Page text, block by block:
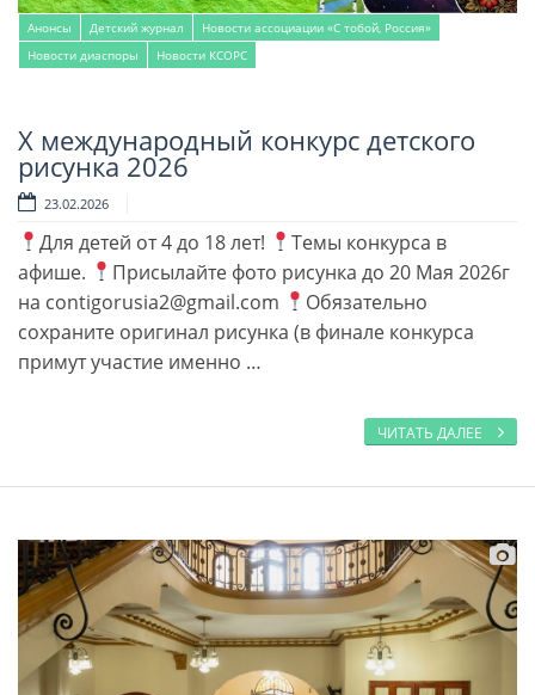
Анонсы Детский журнал
Новости ассоциации «С тобой, Россия»
Новости диаспоры
Новости КСОРС
Читать далее
Х международный конкурс детского
рисунка 2026
23.02.2026
Для детей от 4 до 18 лет!
Темы конкурса в
афише.
Присылайте фото рисунка до 20 Мая 2026г
на contigorusia2@gmail.com
Обязательно
сохраните оригинал рисунка (в финале конкурса
примут участие именно …
ЧИТАТЬ ДАЛЕЕ